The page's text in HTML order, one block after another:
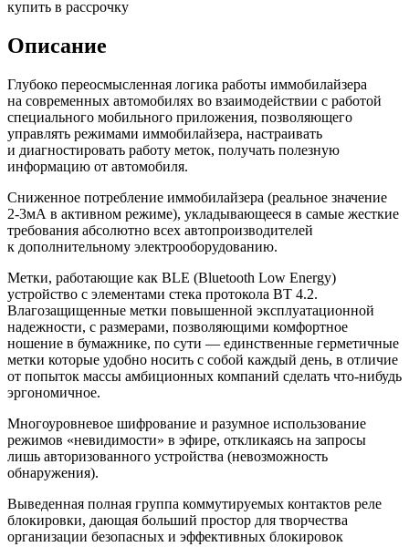
купить в рассрочку
Описание
Глубоко переосмысленная логика работы иммобилайзера
на современных автомобилях во взаимодействии с работой
специального мобильного приложения, позволяющего
управлять режимами иммобилайзера, настраивать
и диагностировать работу меток, получать полезную
информацию от автомобиля.
Сниженное потребление иммобилайзера (реальное значение
2-3мА в активном режиме), укладывающееся в самые жесткие
требования абсолютно всех автопроизводителей
к дополнительному электрооборудованию.
Метки, работающие как BLE (Bluetooth Low Energy)
устройство с элементами стека протокола BT 4.2.
Влагозащищенные метки повышенной эксплуатационной
надежности, с размерами, позволяющими комфортное
ношение в бумажнике, по сути — единственные герметичные
метки которые удобно носить с собой каждый день, в отличие
от попыток массы амбиционных компаний сделать что-нибудь
эргономичное.
Многоуровневое шифрование и разумное использование
режимов «невидимости» в эфире, откликаясь на запросы
лишь авторизованного устройства (невозможность
обнаружения).
Выведенная полная группа коммутируемых контактов реле
блокировки, дающая больший простор для творчества
организации безопасных и эффективных блокировок